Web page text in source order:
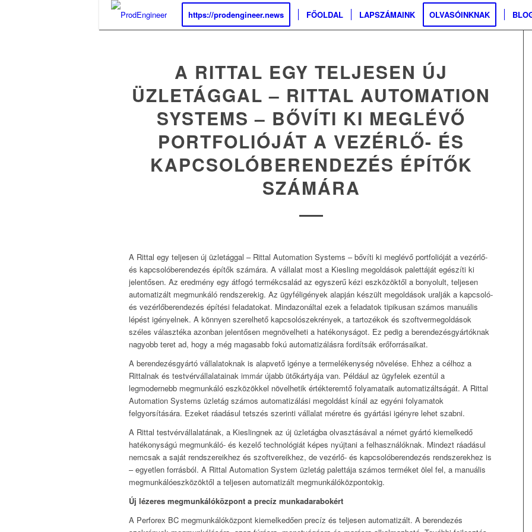
https://prodengineer.news FŐOLDAL LAPSZÁMAINK OLVASÓINKNAK
A RITTAL EGY TELJESEN ÚJ
ÜZLETÁGGAL – RITTAL AUTOMATION
SYSTEMS – BŐVÍTI KI MEGLÉVŐ
PORTFOLIÓJÁT A VEZÉRLŐ- ÉS
KAPCSOLÓBERENDEZÉS ÉPÍTŐK
SZÁMÁRA
A Rittal egy teljesen új üzletággal – Rittal Automation Systems – bővíti ki meglévő portfolióját a vezérlő-
és kapcsolóberendezés építők számára. A vállalat most a Kiesling megoldások palettáját egészíti ki
jelentősen. Az eredmény egy átfogó termékcsalád az egyszerű kézi eszközöktől a bonyolult, teljesen
automatizált megmunkáló rendszerekig. Az ügyféligények alapján készült megoldások uralják a kapcsoló-
és vezérlőberendezés építési feladatokat. Mindazonáltal ezek a feladatok tipikusan számos manuális
lépést igényelnek. A könnyen szerelhető kapcsolószekrények, a tartozékok és szoftvermegoldások
széles választéka azonban jelentősen megnövelheti a hatékonyságot. Ez pedig a berendezésgyártóknak
nagyobb teret ad, hogy a még magasabb fokú automatizálásra fordítsák erőforrásaikat.
A berendezésgyártó vállalatoknak is alapvető igénye a termelékenység növelése. Ehhez a célhoz a
Rittalnak és testvérvállalatainak immár újabb ütőkártyája van. Például az ügyfelek ezentúl a
legmodernebb megmunkáló eszközökkel növelhetik értékteremtő folyamataik automatizáltságát. A Rittal
Automation Systems üzletág számos automatizálási megoldást kínál az egyéni folyamatok
felgyorsítására. Ezeket ráadásul tetszés szerinti vállalat méretre és gyártási igényre lehet szabni.
A Rittal testvérvállalatának, a Kieslingnek az új üzletágba olvasztásával a német gyártó kiemelkedő
hatékonyságú megmunkáló- és kezelő technológiát képes nyújtani a felhasználóknak. Mindezt ráadásul
nemcsak a saját rendszereikhez és szoftvereikhez, de vezérlő- és kapcsolóberendezés rendszerekhez is
– egyetlen forrásból. A Rittal Automation System üzletág palettája számos terméket ölel fel, a manuális
megmunkálóeszközöktől a teljesen automatizált megmunkálóközpontokig.
Új lézeres megmunkálóközpont a precíz munkadarabokért
A Perforex BC megmunkálóközpont kiemelkedően precíz és teljesen automatizált. A berendezés